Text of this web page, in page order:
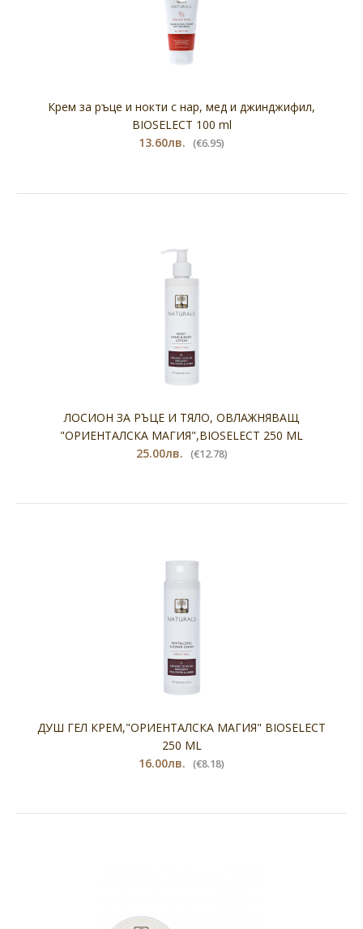
Крем за ръце и нокти с нар, мед и джинджифил,
BIOSELECT 100 ml
13.60лв. (€6.95)
ЛОСИОН ЗА РЪЦЕ И ТЯЛО, ОВЛАЖНЯВАЩ
"ОРИЕНТАЛСКА МАГИЯ",BIOSELECT 250 ML
25.00лв. (€12.78)
ДУШ ГЕЛ КРЕМ,"ОРИЕНТАЛСКА МАГИЯ" BIOSELECT
250 ML
16.00лв. (€8.18)